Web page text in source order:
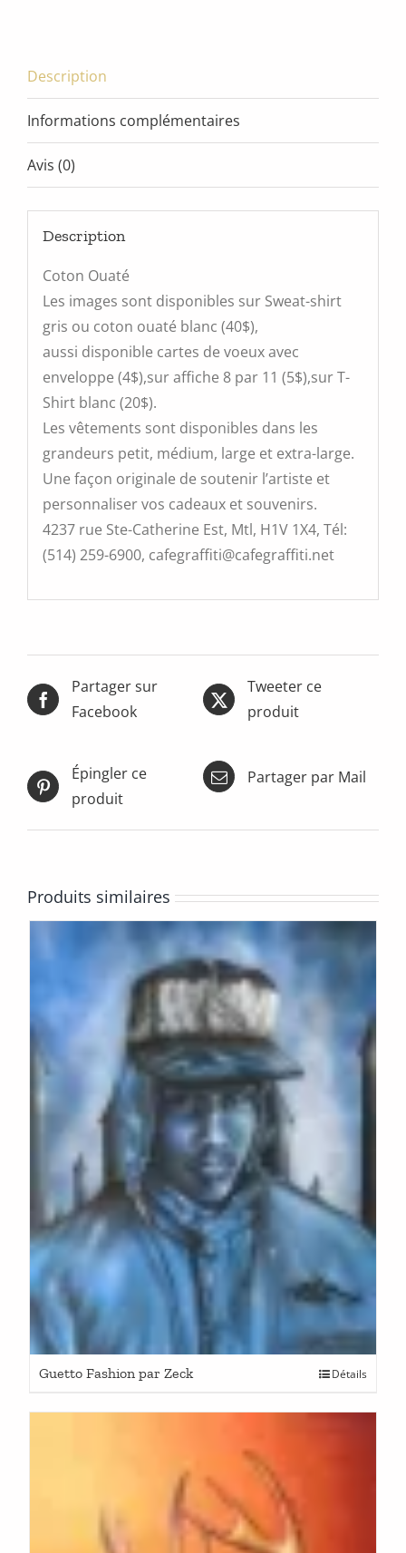
Description
Informations complémentaires
Avis (0)
Description
Coton Ouaté
Les images sont disponibles sur Sweat-shirt
gris ou coton ouaté blanc (40$),
aussi disponible cartes de voeux avec
enveloppe (4$),sur affiche 8 par 11 (5$),sur T-
Shirt blanc (20$).
Les vêtements sont disponibles dans les
grandeurs petit, médium, large et extra-large.
Une façon originale de soutenir l’artiste et
personnaliser vos cadeaux et souvenirs.
4237 rue Ste-Catherine Est, Mtl, H1V 1X4, Tél:
(514) 259-6900, cafegraffiti@cafegraffiti.net
Partager sur
Facebook
Tweeter ce
produit
Épingler ce
produit
Partager par Mail
Produits similaires
Guetto Fashion par Zeck Détails